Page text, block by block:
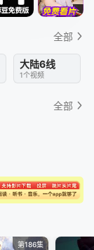
全部
大陆6线
1个视频
全部
第186集